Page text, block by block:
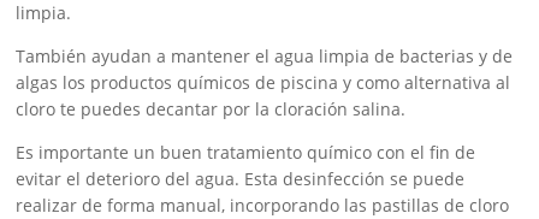
limpia.
También ayudan a mantener el agua limpia de bacterias y de
algas los productos químicos de piscina y como alternativa al
cloro te puedes decantar por la cloración salina.
Es importante un buen tratamiento químico con el fin de
evitar el deterioro del agua. Esta desinfección se puede
realizar de forma manual, incorporando las pastillas de cloro